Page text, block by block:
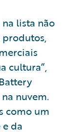
lista não
cultura”,
nuvem.
como um
da